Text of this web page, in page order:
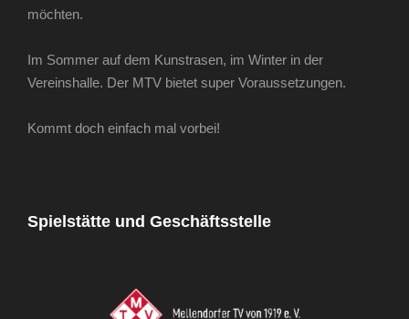
möchten.
Im Sommer auf dem Kunstrasen, im Winter in der
Vereinshalle. Der MTV bietet super Voraussetzungen.
Kommt doch einfach mal vorbei!
Spielstätte und Geschäftsstelle